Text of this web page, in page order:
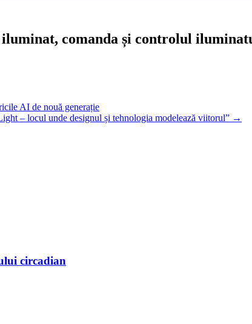
comanda și controlul
AI de nouă generație
– locul unde designul și tehnologia modelează viitorul” →
circadian